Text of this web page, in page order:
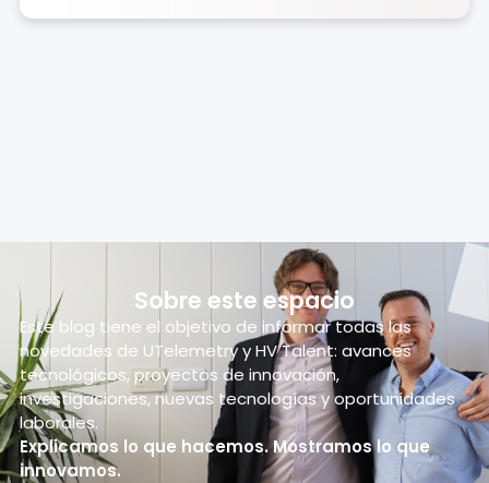
Sobre este espacio
Este blog tiene el objetivo de informar todas las
novedades de UTelemetry y HV Talent: avances
tecnológicos, proyectos de innovación,
investigaciones, nuevas tecnologías y oportunidades
laborales.
Explicamos lo que hacemos. Mostramos lo que
innovamos.